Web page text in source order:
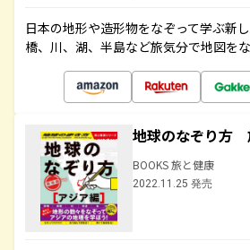
日本の地形や造形物をなぞって学ぶ新
橋、川、湖、半島など旅気分で地図を
地球のなぞり方
BOOKS 旅と健康
2022.11.25 発売